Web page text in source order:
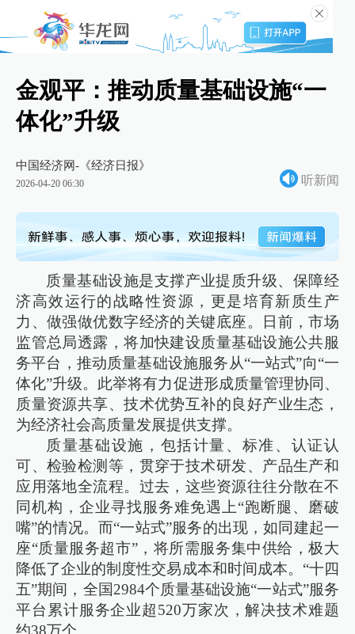
金观平：推动质量基础设施“一
体化”升级
中国经济网-《经济日报》
2026-04-20 06:30 听新闻
质量基础设施是支撑产业提质升级、保障经
济高效运行的战略性资源，更是培育新质生产
力、做强做优数字经济的关键底座。日前，市场
监管总局透露，将加快建设质量基础设施公共服
务平台，推动质量基础设施服务从“一站式”向“一
体化”升级。此举将有力促进形成质量管理协同、
质量资源共享、技术优势互补的良好产业生态，
为经济社会高质量发展提供支撑。
质量基础设施，包括计量、标准、认证认
可、检验检测等，贯穿于技术研发、产品生产和
应用落地全流程。过去，这些资源往往分散在不
同机构，企业寻找服务难免遇上“跑断腿、磨破
嘴”的情况。而“一站式”服务的出现，如同建起一
座“质量服务超市”，将所需服务集中供给，极大
降低了企业的制度性交易成本和时间成本。“十四
五”期间，全国2984个质量基础设施“一站式”服务
平台累计服务企业超520万家次，解决技术难题
约38万个。